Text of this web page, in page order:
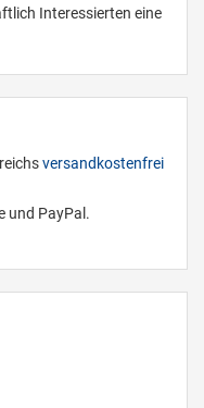
Interessierten eine
versandkostenfrei
und PayPal.